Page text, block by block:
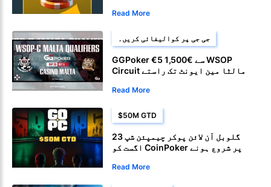
Read More
جی جی پر کوالیفائی کریں۔
GGPoker €5 سے €1,500 WSOP
Circuit مالٹا مین ایونٹ تک راستے
Read More
$50M GTD
گلوبل آن لائن پوکر چیمپئن شپ 23
اگست کو CoinPoker پر شروع ہونے
Read More